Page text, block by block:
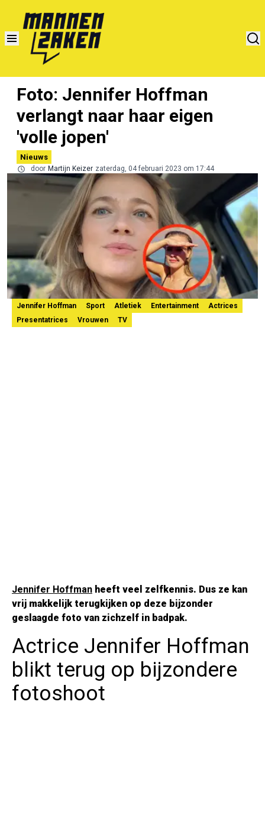
Foto: Jennifer Hoffman
verlangt naar haar eigen
'volle jopen'
Nieuws
door Martijn Keizer zaterdag, 04 februari 2023 om 17:44
Jennifer Hoffman Sport Atletiek Entertainment
Actrices
Presentatrices
Vrouwen TV
Jennifer Hoffman heeft veel zelfkennis. Dus ze kan
vrij makkelijk terugkijken op deze bijzonder
geslaagde foto van zichzelf in badpak.
Actrice Jennifer Hoffman
blikt terug op bijzondere
fotoshoot